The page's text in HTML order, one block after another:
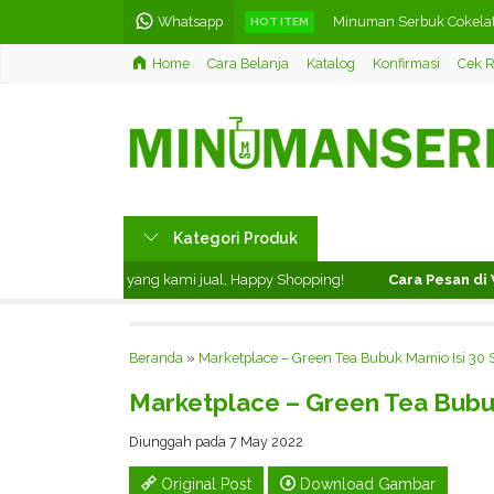
Whatsapp HOT ITEM Minuman Serbuk
Teh Tarik Bubuk Mamio
Hiasan Dinding Huruf
Minuman Serbuk
Home Cara Belanja Katalog Konfirmasi Cek
Kategori Produk
produk yang kami jual, Happy Shopping! Cara Pesan di
Beranda » Marketplace – Green Tea Bubuk Mamio Isi 30
Marketplace – Green Tea
Diunggah pada 7 May 2022
Original Post Download Gambar